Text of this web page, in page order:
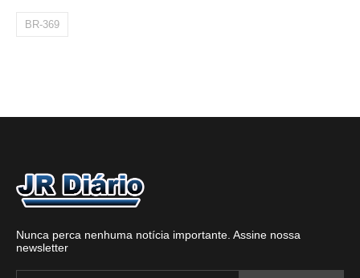
BR-369
Nunca perca nenhuma notícia importante. Assine nossa
newsletter